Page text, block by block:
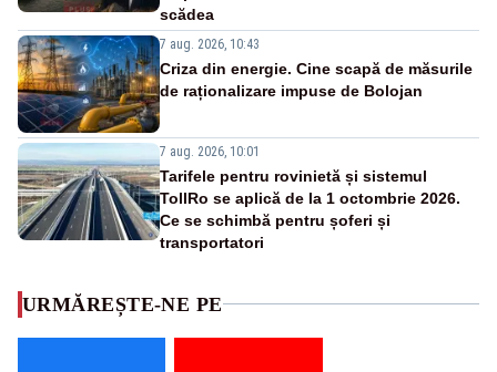
scădea
7 aug. 2026, 10:43
Criza din energie. Cine scapă de măsurile
de raționalizare impuse de Bolojan
7 aug. 2026, 10:01
Tarifele pentru rovinietă și sistemul
TollRo se aplică de la 1 octombrie 2026.
Ce se schimbă pentru șoferi și
transportatori
URMĂREȘTE-NE PE